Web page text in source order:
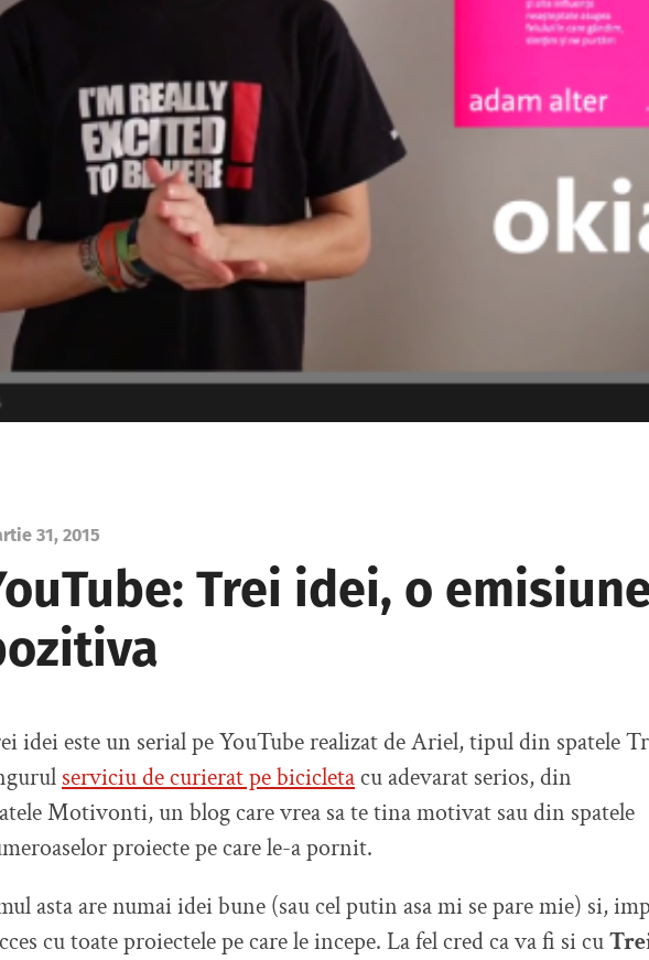
31, 2015
Trei idei, o
idei este un serial pe YouTube realizat de Ariel, tipul din spatele
serviciu de curierat pe bicicletacu adevarat serios, din
Motivonti, un blog care vrea sa te tina motivat sau din spatele
proiecte pe care le-a pornit.
asta are numai idei bune (sau cel putin asa mi se pare mie) si,
cu toate proiectele pe care le incepe. La fel cred ca va fi si cu